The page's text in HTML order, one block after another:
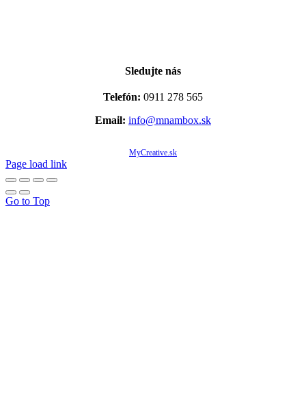
Sledujte nás
Telefón: 0911 278 565
Email: info@mnambox.sk
MyCreative.sk
Page load link
Go to Top